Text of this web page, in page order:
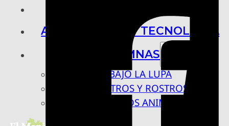
ARTE, CIENCIA Y TECNOLOGÍA
COLUMNAS
BAJO LA LUPA
RASTROS Y ROSTROS
VÍNCULOS ANIMALES